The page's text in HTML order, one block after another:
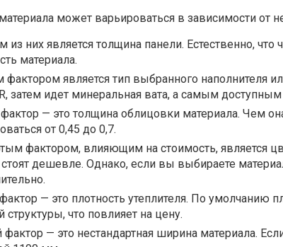
может варьироваться в зависимости от
них является толщина панели. Естественно,
материала.
является тип выбранного наполнителя
затем идет минеральная вата, а самым
фактор — это толщина облицовки материала. Чем
от 0,45 до 0,7.
фактором, влияющим на стоимость, является
стоят дешевле. Однако, если вы выбираете
— это плотность утеплителя. По умолчанию
структуры, что повлияет на цену.
фактор — это нестандартная ширина материала.